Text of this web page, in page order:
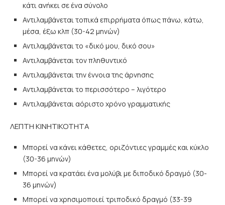
κάτι ανήκει σε ένα σύνολο
Αντιλαμβάνεται τοπικά επιρρήματα όπως πάνω, κάτω,
μέσα, έξω κλπ (30-42 μηνών)
Αντιλαμβάνεται το «δικό μου, δικό σου»
Αντιλαμβάνεται τον πληθυντικό
Αντιλαμβάνεται την έννοια της άρνησης
Αντιλαμβάνεται το περισσότερο – λιγότερο
Αντιλαμβάνεται αόριστο χρόνο γραμματικής
ΛΕΠΤΗ ΚΙΝΗΤΙΚΟΤΗΤΑ
Μπορεί να κάνει κάθετες, οριζόντιες γραμμές και κύκλο
(30-36 μηνών)
Μπορεί να κρατάει ένα μολύβι με διποδικό δραγμό (30-
36 μηνών)
Μπορεί να χρησιμοποιεί τριποδικό δραγμό (33-39